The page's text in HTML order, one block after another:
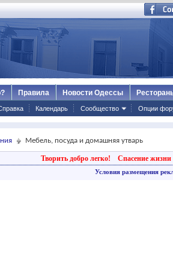
Календарь Сообщество Опции
Правила Новости Одессы
Мебель, посуда и домашняя утварь
Творить добро легко! Спасение жизни
Условия размещения